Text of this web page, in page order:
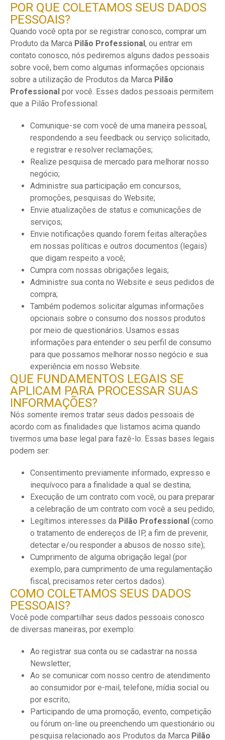
POR QUE COLETAMOS SEUS DADOS
PESSOAIS?
Quando você opta por se registrar conosco, comprar um
Produto da Marca Pilão Professional, ou entrar em
contato conosco, nós pediremos alguns dados pessoais
sobre você, bem como algumas informações opcionais
sobre a utilização de Produtos da Marca Pilão
Professional por você. Esses dados pessoais permitem
que a Pilão Professional:
Comunique-se com você de uma maneira pessoal,
respondendo a seu feedback ou serviço solicitado,
e registrar e resolver reclamações;
Realize pesquisa de mercado para melhorar nosso
negócio;
Administre sua participação em concursos,
promoções, pesquisas do Website;
Envie atualizações de status e comunicações de
serviços;
Envie notificações quando forem feitas alterações
em nossas políticas e outros documentos (legais)
que digam respeito a você;
Cumpra com nossas obrigações legais;
Administre sua conta no Website e seus pedidos de
compra;
Também podemos solicitar algumas informações
opcionais sobre o consumo dos nossos produtos
por meio de questionários. Usamos essas
informações para entender o seu perfil de consumo
para que possamos melhorar nosso negócio e sua
experiência em nosso Website.
QUE FUNDAMENTOS LEGAIS SE
APLICAM PARA PROCESSAR SUAS
INFORMAÇÕES?
Nós somente iremos tratar seus dados pessoais de
acordo com as finalidades que listamos acima quando
tivermos uma base legal para fazê-lo. Essas bases legais
podem ser:
Consentimento previamente informado, expresso e
inequívoco para a finalidade a qual se destina;
Execução de um contrato com você, ou para preparar
a celebração de um contrato com você a seu pedido;
Legítimos interesses da Pilão Professional (como
o tratamento de endereços de IP, a fim de prevenir,
detectar e/ou responder a abusos de nosso site);
Cumprimento de alguma obrigação legal (por
exemplo, para cumprimento de uma regulamentação
fiscal, precisamos reter certos dados).
COMO COLETAMOS SEUS DADOS
PESSOAIS?
Você pode compartilhar seus dados pessoais conosco
de diversas maneiras, por exemplo:
Ao registrar sua conta ou se cadastrar na nossa
Newsletter;
Ao se comunicar com nosso centro de atendimento
ao consumidor por e-mail, telefone, mídia social ou
por escrito;
Participando de uma promoção, evento, competição
ou fórum on-line ou preenchendo um questionário ou
pesquisa relacionado aos Produtos da Marca Pilão